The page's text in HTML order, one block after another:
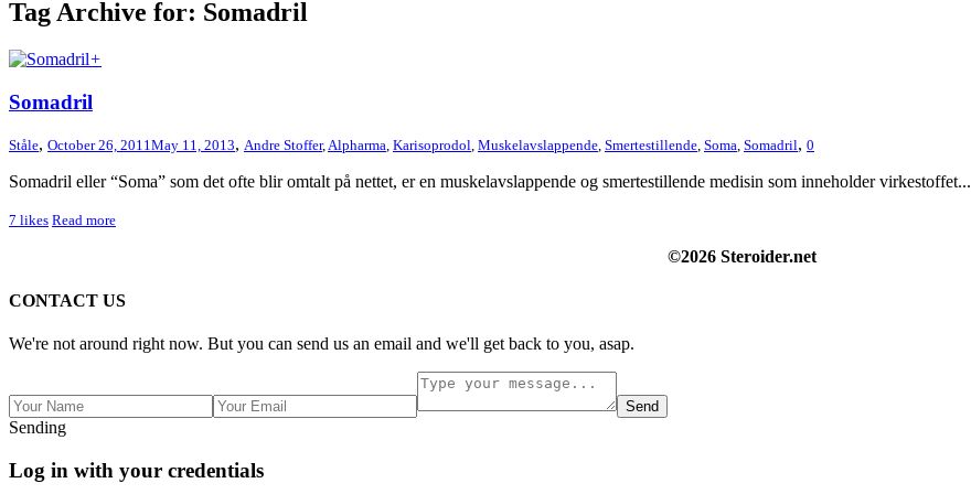
Tag Archive for: Somadril
+
Somadril
Ståle, October 26, 2011May 11, 2013, Andre Stoffer,Alpharma, Karisoprodol, Muskelavslappende, Smertestillende, Soma, Somadril, 0
Somadril eller “Soma” som det ofte blir omtalt på nettet, er en muskelavslappende og smertestillende medisin som inneholder virkestoffet...
7 likes Read more
©2026 Steroider.net
CONTACT US
We're not around right now. But you can send us an email and we'll get back to you, asap.
Send
Sending
Log in with your credentials